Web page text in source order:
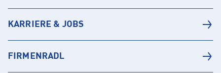
KARRIERE & JOBS
FIRMENRADL